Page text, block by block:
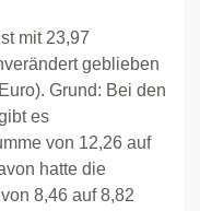
mit 23,97
geblieben
Grund: Bei den
es
von 12,26 auf
hatte die
8,46 auf 8,82